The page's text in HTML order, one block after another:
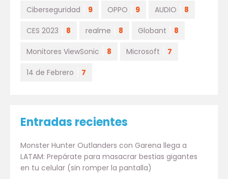
Ciberseguridad 9 OPPO 9 AUDIO 8
CES 2023 8 realme 8 Globant 8
Monitores ViewSonic 8 Microsoft 7
14 de Febrero 7
Entradas recientes
Monster Hunter Outlanders con Garena llega a
LATAM: Prepárate para masacrar bestias gigantes
en tu celular (sin romper la pantalla)